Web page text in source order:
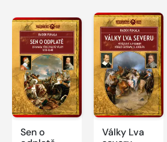
Sen o
Války Lva